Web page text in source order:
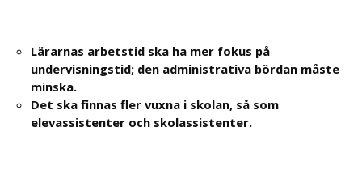
Lärarnas arbetstid ska ha mer fokus på
undervisningstid; den administrativa bördan måste
minska.
Det ska finnas fler vuxna i skolan, så som
elevassistenter och skolassistenter.